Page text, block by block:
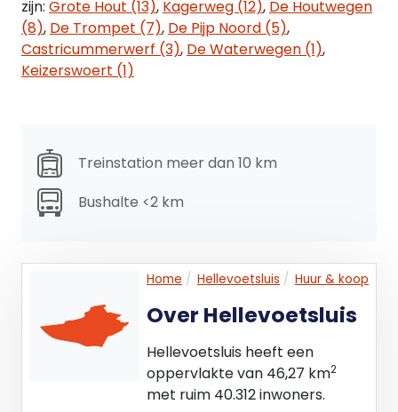
Huurprijsaanpassing
Jaarlijks op basis van het indexcijfer volgens
consumentenprijsindex (CPI) reeks Alle
Zekerheidsstelling
Een waarborgsom of bankgarantie ter grootte
van drie maanden huurverplichting te
Energielabel
Van het aangeboden object is energielabel C
beschikbaar.
Nutsbedrijven
Huurder dient zelf rechtstreeks met
desbetreffende (energie) leveranciers
zijn: Grote Hout (13), Kagerweg (12), De Houtwegen
(8), De Trompet (7), De Pijp Noord (5),
Castricummerwerf (3), De Waterwegen (1),
Keizerswoert (1)
Treinstation meer dan 10 km
Bushalte <2 km
Home Hellevoetsluis Huur & koop
Over Hellevoetsluis
Hellevoetsluis heeft een
oppervlakte van 46,27 km2
met ruim 40.312 inwoners.